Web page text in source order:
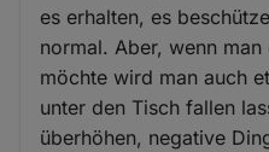
es erhalten, es
normal. Aber, wenn
möchte wird man auch
unter den Tisch fallen
überhöhen, negative